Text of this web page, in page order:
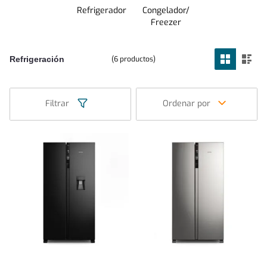
Refrigerador
Congelador/
Freezer
Refrigeración 6productos
Filtrar Ordenar por